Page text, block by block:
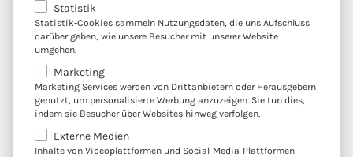
Unsere langjährige Erfahrung im CX
kombinieren wir mit tiefgehender
Branchenkompetenz. Technologisch entwickeln
wir stets Lösungen, die zu den
Herausforderungen unserer Kunden passen.
Aus den Projekterfahrungen haben wir Best
Practice-Ansätze entwickelt, die wir
Statistik
Statistik-Cookies sammeln Nutzungsdaten, die uns Aufschluss
darüber geben, wie unsere Besucher mit unserer Website
umgehen.
Marketing
Marketing Services werden von Drittanbietern oder Herausgebern
genutzt, um personalisierte Werbung anzuzeigen. Sie tun dies,
indem sie Besucher über Websites hinweg verfolgen.
Externe Medien
Inhalte von Videoplattformen und Social-Media-Plattformen